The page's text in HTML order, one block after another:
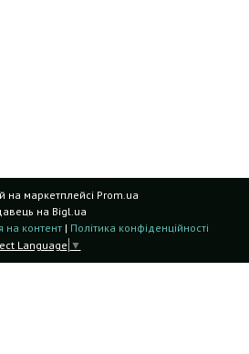
на маркетплейсі Prom.ua
на Bigl.ua
на контент | Політика конфіденційності
Language ▼